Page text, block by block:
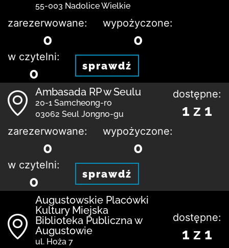
55-003 Nadolice Wielkie
zarezerwowane:
0
wypożyczone:
0
w czytelni:
0 sprawdź
Ambasada RP w Seulu
20-1 Samcheong-ro
03062 Seul Jongno-gu
dostępne:
1 z 1
zarezerwowane:
0
wypożyczone:
0
w czytelni:
0 sprawdź
Augustowskie Placówki
Kultury Miejska
Biblioteka Publiczna w
Augustowie
ul. Hoża 7
dostępne:
1 z 1